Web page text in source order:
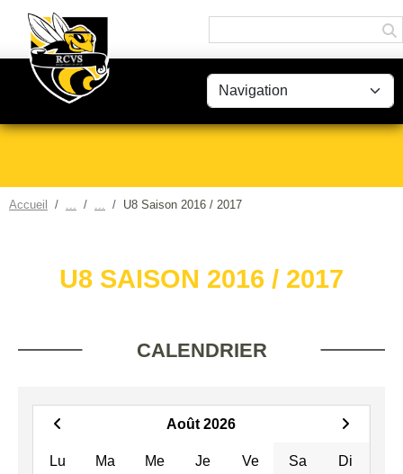
Accueil U8 Saison 2016 / 2017
U8 SAISON 2016 / 2017
CALENDRIER
Août 2026
Lu Ma Me Je Ve Sa Di
Panneau de gestion des cookies